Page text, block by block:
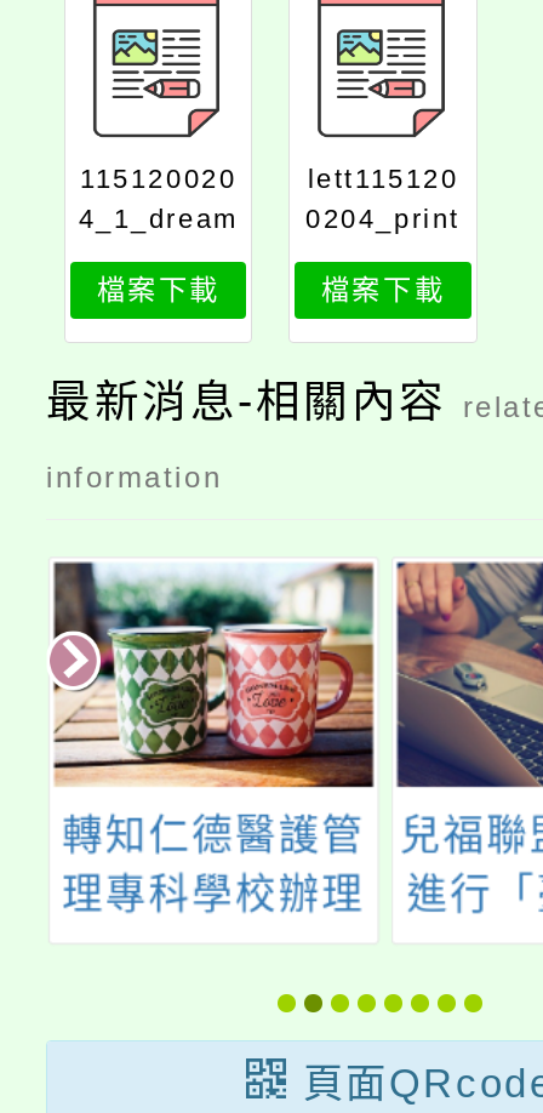
115120020
4_1_dream
s
檔案下載
lett115120
0204_print
檔案下載
最新消息-相關內容
information
轉知仁德醫護管
理專科學校辦理
體驗暨入學說明
會」及校園參觀
兒福
進行
頁面